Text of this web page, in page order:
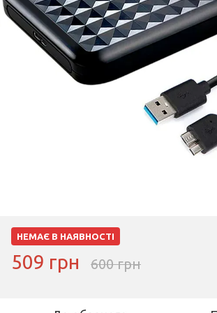
НЕМАЄ В НАЯВНОСТІ
509 грн 600 грн